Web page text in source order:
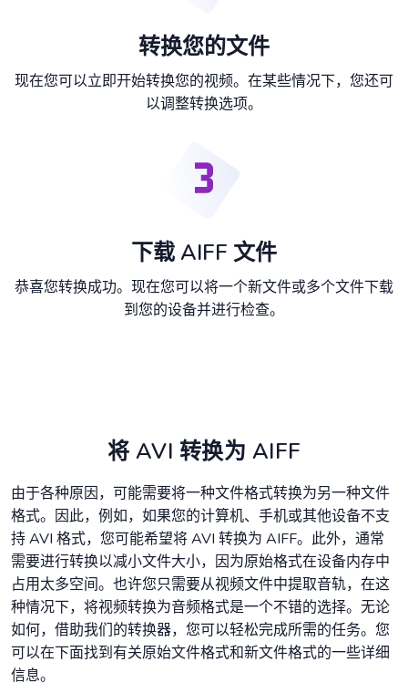
转换您的文件
现在您可以立即开始转换您的视频。在某些情况下，您还可
以调整转换选项。
下载 AIFF 文件
恭喜您转换成功。现在您可以将一个新文件或多个文件下载
到您的设备并进行检查。
将 AVI 转换为 AIFF
由于各种原因，可能需要将一种文件格式转换为另一种文件
格式。因此，例如，如果您的计算机、手机或其他设备不支
持 AVI 格式，您可能希望将 AVI 转换为 AIFF。此外，通常
需要进行转换以减小文件大小，因为原始格式在设备内存中
占用太多空间。也许您只需要从视频文件中提取音轨，在这
种情况下，将视频转换为音频格式是一个不错的选择。无论
如何，借助我们的转换器，您可以轻松完成所需的任务。您
可以在下面找到有关原始文件格式和新文件格式的一些详细
信息。